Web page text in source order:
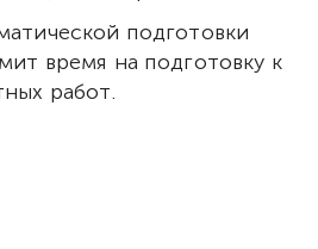
подготовки
время на подготовку к
работ.